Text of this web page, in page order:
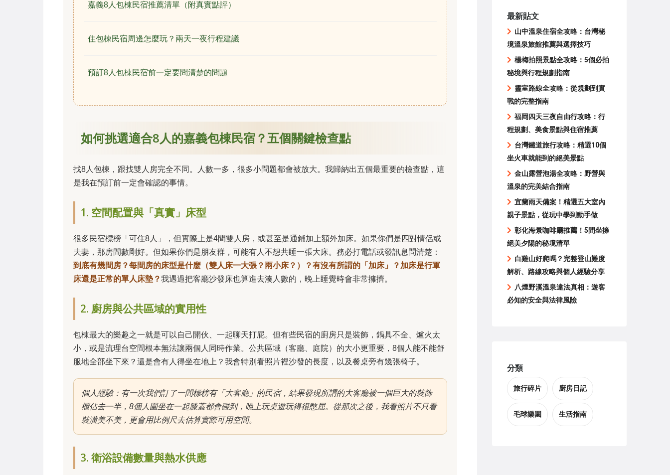
嘉義8人包棟民宿推薦清單（附真實點評）
住包棟民宿周邊怎麼玩？兩天一夜行程建議
預訂8人包棟民宿前一定要問清楚的問題
如何挑選適合8人的嘉義包棟民宿？五個關鍵檢查點
找8人包棟，跟找雙人房完全不同。人數一多，很多小問題都會被放大。我歸納出五個最重要的檢查點，這
是我在預訂前一定會確認的事情。
1. 空間配置與「真實」床型
很多民宿標榜「可住8人」，但實際上是4間雙人房，或甚至是通鋪加上額外加床。如果你們是四對情侶或
夫妻，那房間數剛好。但如果你們是朋友群，可能有人不想共睡一張大床。務必打電話或發訊息問清楚：
到底有幾間房？每間房的床型是什麼（雙人床一大張？兩小床？）？有沒有所謂的「加床」？加床是行軍
床還是正常的單人床墊？我遇過把客廳沙發床也算進去湊人數的，晚上睡覺時會非常擁擠。
2. 廚房與公共區域的實用性
包棟最大的樂趣之一就是可以自己開伙、一起聊天打屁。但有些民宿的廚房只是裝飾，鍋具不全、爐火太
小，或是流理台空間根本無法讓兩個人同時作業。公共區域（客廳、庭院）的大小更重要，8個人能不能舒
服地全部坐下來？還是會有人得坐在地上？我會特別看照片裡沙發的長度，以及餐桌旁有幾張椅子。
個人經驗：有一次我們訂了一間標榜有「大客廳」的民宿，結果發現所謂的大客廳被一個巨大的裝飾
櫃佔去一半，8個人圍坐在一起膝蓋都會碰到，晚上玩桌遊玩得很憋屈。從那次之後，我看照片不只看
裝潢美不美，更會用比例尺去估算實際可用空間。
3. 衛浴設備數量與熱水供應
最新貼文
山中溫泉住宿全攻略：台灣秘
境溫泉旅館推薦與選擇技巧
楊梅拍照景點全攻略：5個必拍
秘境與行程規劃指南
靈室路線全攻略：從規劃到實
戰的完整指南
福岡四天三夜自由行攻略：行
程規劃、美食景點與住宿推薦
台灣鐵道旅行攻略：精選10個
坐火車就能到的絕美景點
金山露營泡湯全攻略：野營與
溫泉的完美結合指南
宜蘭雨天備案！精選五大室內
親子景點，從玩中學到動手做
彰化海景咖啡廳推薦！5間坐擁
絕美夕陽的秘境清單
白雞山好爬嗎？完整登山難度
解析、路線攻略與個人經驗分享
八煙野溪溫泉違法真相：遊客
必知的安全與法律風險
分類
旅行碎片 廚房日記
毛球樂園 生活指南